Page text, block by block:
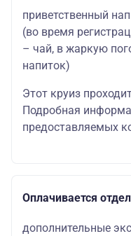
приветственный
(во время
– чай, в жаркую
напиток)
Этот круиз
Подробная
предоставляемых
Оплачивается
дополнительные